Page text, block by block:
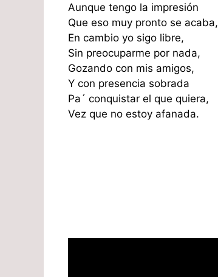
Aunque tengo la impresión
Que eso muy pronto se acaba,
En cambio yo sigo libre,
Sin preocuparme por nada,
Gozando con mis amigos,
Y con presencia sobrada
Pa´ conquistar el que quiera,
Vez que no estoy afanada.